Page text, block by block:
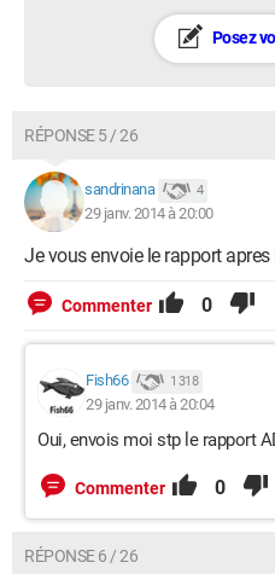
Posez
RÉPONSE 5 / 26
sandrinana 4
29 janv. 2014 à 20:00
Je vous envoie le rapport
Commenter 0
Fish66 1 318
29 janv. 2014 à 20:04
Oui, envois moi stp le rapport
Commenter 0
RÉPONSE 6 / 26